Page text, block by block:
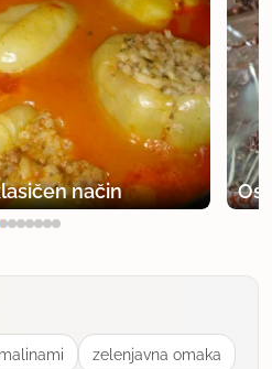
način
zelenjavna omaka